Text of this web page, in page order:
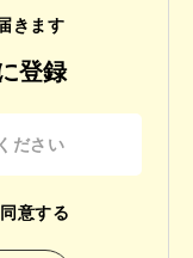
きます
登録
意する